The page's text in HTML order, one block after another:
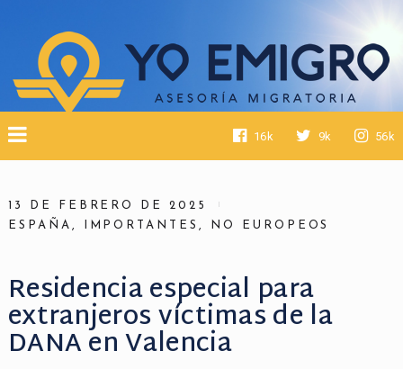
16k 9k 56k
13 DE FEBRERO DE 2025
ESPAÑA , IMPORTANTES, NO EUROPEOS
Residencia especial para
extranjeros víctimas de la
DANA en Valencia